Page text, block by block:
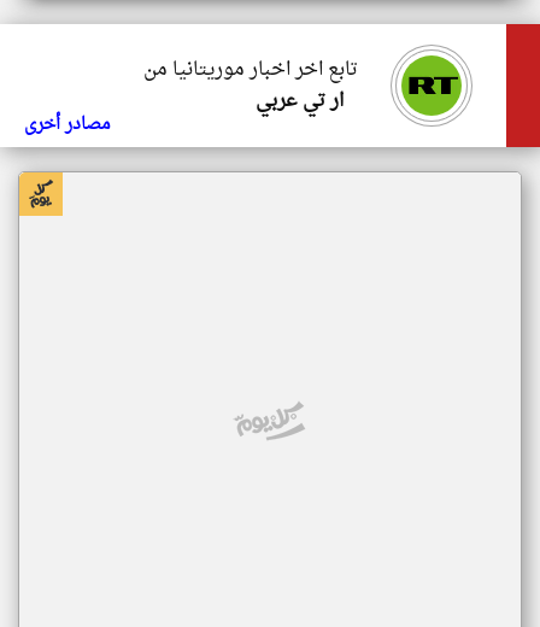
تابع اخر اخبار موريتانيا من
ار تي عربي
مصادر أخرى